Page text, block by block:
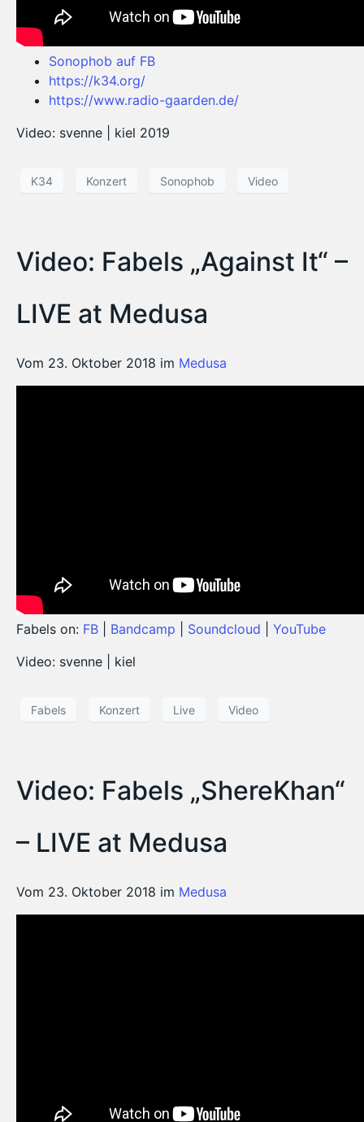
Sonophob auf FB
https://k34.org/
https://www.radio-gaarden.de/
Video: svenne | kiel 2019
K34 Konzert Sonophob Video
Video: Fabels „Against It“ –
LIVE at Medusa
Vom 23. Oktober 2018 im Medusa
Fabels on: FB Bandcamp Soundcloud
YouTube
Video: svenne | kiel
Fabels Konzert Live Video
Video: Fabels „ShereKhan“
– LIVE at Medusa
Vom 23. Oktober 2018 im Medusa